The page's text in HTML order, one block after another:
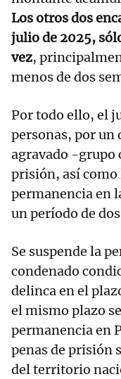
Los otros dos
julio de 2025,
vez,
menos de dos
Por todo ello, el
personas, por
agravado -grupo
prisión, así como
permanencia en
un período de
Se suspende la
condenado
delinca en el
el mismo plazo
permanencia en
penas de prisión
del territorio